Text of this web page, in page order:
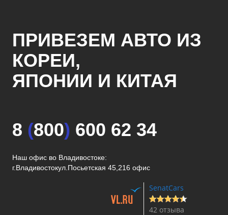
ПРИВЕЗЕМ АВТО ИЗ
КОРЕИ,
ЯПОНИИ И КИТАЯ
8 (800) 600 62 34
Наш офис во Владивостоке:
г.Владивостокул.Посьетская 45,216 офис
SenatCars
42 отзыва